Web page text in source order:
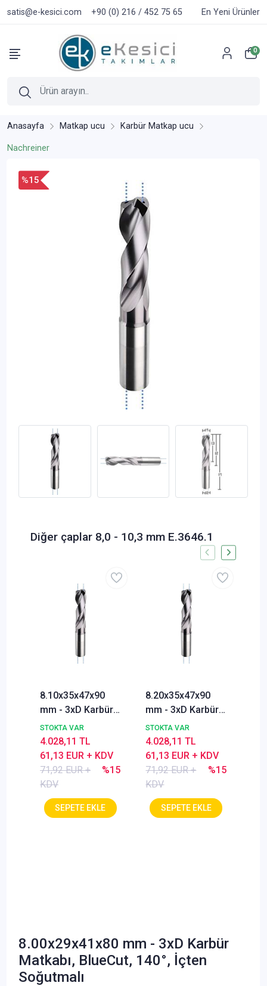
satis@e-kesici.com +90 (0) 216 / 452 75 65 En Yeni Ürünler
0
Anasayfa Matkap ucu Karbür Matkap ucu
Nachreiner
%15
Diğer çaplar 8,0 - 10,3 mm E.3646.1
8.10x35x47x90
mm - 3xD Karbür
Matkabı, BlueCut,
140°, İçten
Soğutmalı
STOKTA VAR
71,92 EUR +
KDV
%15
61,13 EUR + KDV
4.028,11 TL
8.20x35x47x90
mm - 3xD Karbür
Matkabı, BlueCut,
140°, İçten
Soğutmalı
STOKTA VAR
71,92 EUR +
KDV
%15
61,13 EUR + KDV
4.028,11 TL
8.00x29x41x80 mm - 3xD Karbür
Matkabı, BlueCut, 140°, İçten
Soğutmalı